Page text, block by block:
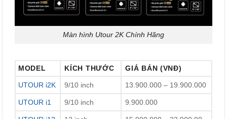
Màn hình Utour 2K Chính Hãng
MODEL KÍCH THƯỚC GIÁ BÁN (VNĐ)
UTOUR i2K 9/10 inch 13.900.000 – 19.900.000
UTOUR i1 9/10 inch 9.900.000